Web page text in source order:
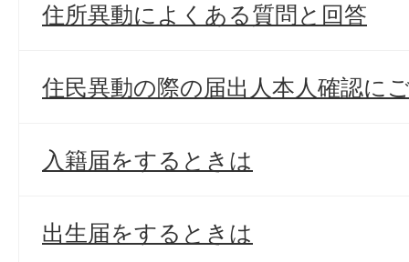
住所異動によくある質問と回答
住民異動の際の届出人本人確認に
入籍届をするときは
出生届をするときは